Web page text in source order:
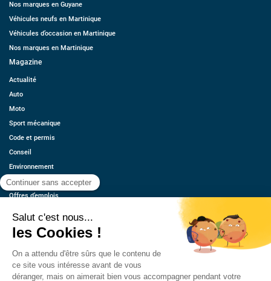
Nos marques en Guyane
Véhicules neufs en Martinique
Véhicules d’occasion en Martinique
Nos marques en Martinique
Magazine
Actualité
Auto
Moto
Sport mécanique
Code et permis
Conseil
Environnement
Économie
Offres d’emplois
Contact
Estimez votre voiture